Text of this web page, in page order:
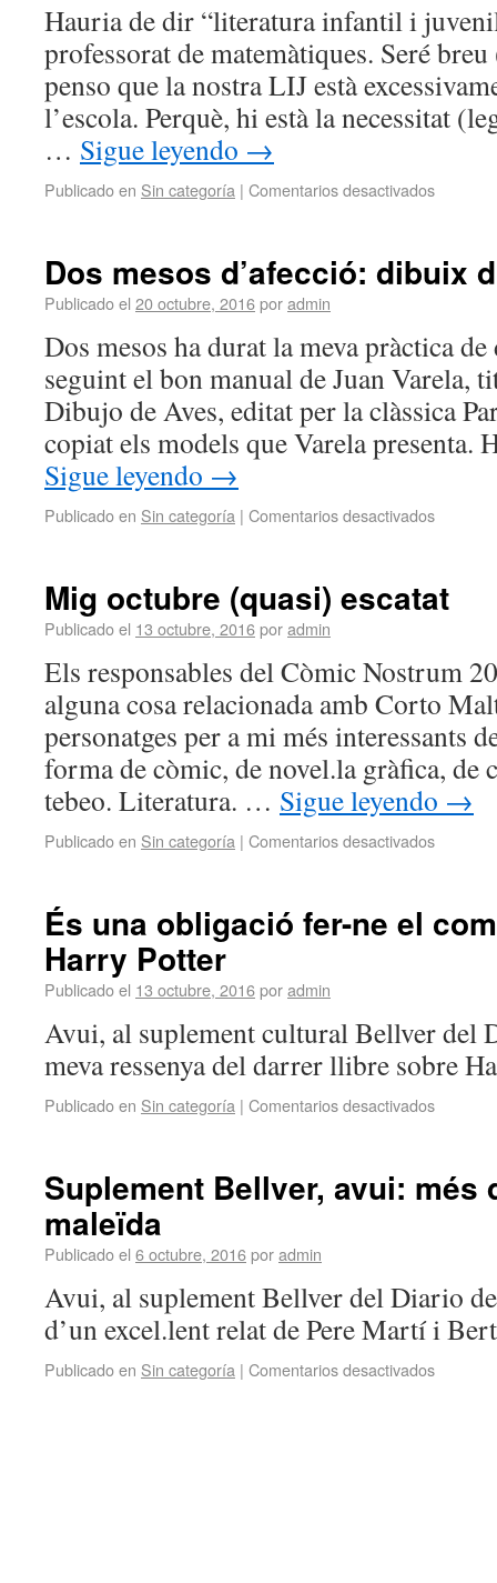
Hauria de dir “literatura infantil i
professorat de matemàtiques. Seré
penso que la nostra LIJ està
l’escola. Perquè, hi està la necessitat
… Sigue leyendo →
Publicado en Sin categoría | Comentarios desactivados
Dos mesos d’afecció: dibuix
Publicado el 20 octubre, 2016poradmin
Dos mesos ha durat la meva pràctica
seguint el bon manual de Juan Varela,
Dibujo de Aves, editat per la clàssica
copiat els models que Varela
Sigue leyendo →
Publicado en Sin categoría | Comentarios desactivados
Mig octubre (quasi) escatat
Publicado el 13 octubre, 2016poradmin
Els responsables del Còmic Nostrum
alguna cosa relacionada amb Corto
personatges per a mi més interessants
forma de còmic, de novel.la gràfica, de
tebeo. Literatura. … Sigue leyendo →
Publicado en Sin categoría | Comentarios desactivados
És una obligació fer-ne el
Harry Potter
Publicado el 13 octubre, 2016poradmin
Avui, al suplement cultural Bellver del
meva ressenya del darrer llibre sobre
Publicado en Sin categoría | Comentarios desactivados
Suplement Bellver, avui: més
maleïda
Publicado el 6 octubre, 2016poradmin
Avui, al suplement Bellver del Diario
d’un excel.lent relat de Pere Martí i
Publicado en Sin categoría | Comentarios desactivados